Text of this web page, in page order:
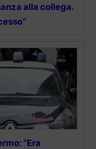
alla collega.
“Era